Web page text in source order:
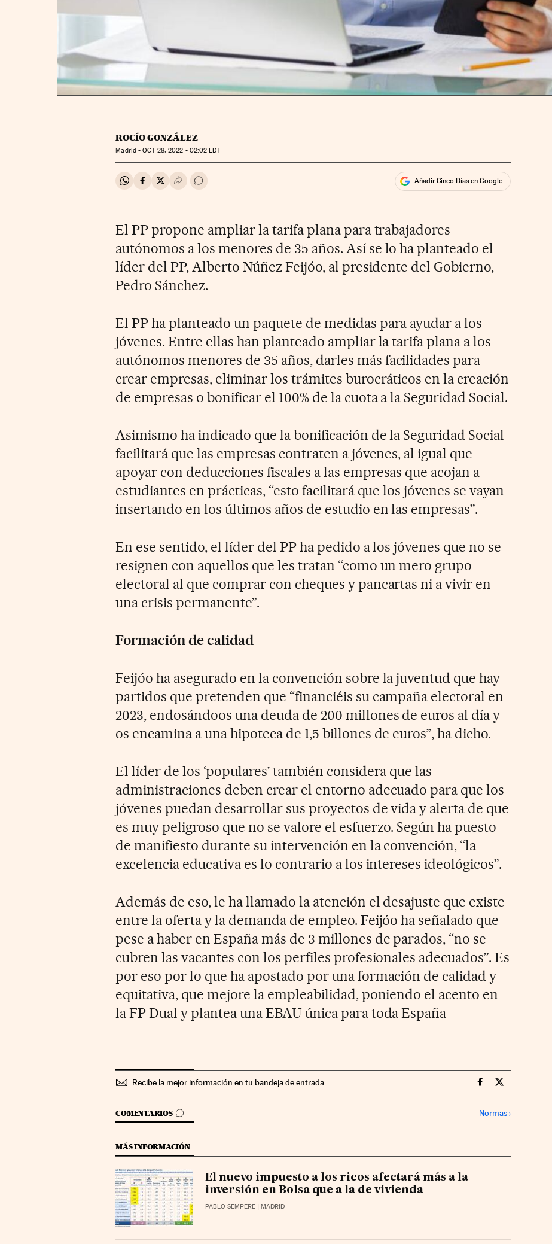
ROCÍO GONZÁLEZ
Madrid -OCT28, 2022 - 02:02 EDT
Compartir en Whatsapp
Compartir en Facebook
Compartir en Twitter
Desplegar Redes Sociales
Ir a los comentarios Añadir Cinco Días en Google
El PP propone ampliar la tarifa plana para trabajadores
autónomos a los menores de 35 años. Así se lo ha planteado el
líder del PP, Alberto Núñez Feijóo, al presidente del Gobierno,
Pedro Sánchez.
El PP ha planteado un paquete de medidas para ayudar a los
jóvenes. Entre ellas han planteado ampliar la tarifa plana a los
autónomos menores de 35 años, darles más facilidades para
crear empresas, eliminar los trámites burocráticos en la creación
de empresas o bonificar el 100% de la cuota a la Seguridad Social.
Asimismo ha indicado que la bonificación de la Seguridad Social
facilitará que las empresas contraten a jóvenes, al igual que
apoyar con deducciones fiscales a las empresas que acojan a
estudiantes en prácticas, “esto facilitará que los jóvenes se vayan
insertando en los últimos años de estudio en las empresas”.
En ese sentido, el líder del PP ha pedido a los jóvenes que no se
resignen con aquellos que les tratan “como un mero grupo
electoral al que comprar con cheques y pancartas ni a vivir en
una crisis permanente”.
Formación de calidad
Feijóo ha asegurado en la convención sobre la juventud que hay
partidos que pretenden que “financiéis su campaña electoral en
2023, endosándoos una deuda de 200 millones de euros al día y
os encamina a una hipoteca de 1,5 billones de euros”, ha dicho.
El líder de los ‘populares’ también considera que las
administraciones deben crear el entorno adecuado para que los
jóvenes puedan desarrollar sus proyectos de vida y alerta de que
es muy peligroso que no se valore el esfuerzo. Según ha puesto
de manifiesto durante su intervención en la convención, “la
excelencia educativa es lo contrario a los intereses ideológicos”.
Además de eso, le ha llamado la atención el desajuste que existe
entre la oferta y la demanda de empleo. Feijóo ha señalado que
pese a haber en España más de 3 millones de parados, “no se
cubren las vacantes con los perfiles profesionales adecuados”. Es
por eso por lo que ha apostado por una formación de calidad y
equitativa, que mejore la empleabilidad, poniendo el acento en
la FP Dual y plantea una EBAU única para toda España
Recibe la mejor información en tu bandeja de entrada Territorio Pyme
Territorio
COMENTARIOS
IR A LOS COMENTARIOS Normas›
MÁS INFORMACIÓN
El nuevo impuesto a los ricos afectará más a la
inversión en Bolsa que a la de vivienda
PABLO SEMPERE | MADRID